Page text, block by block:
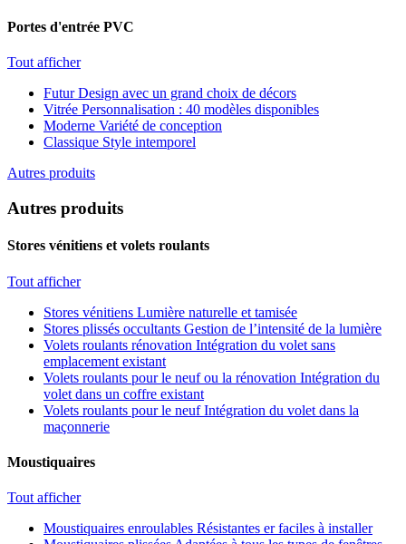
Portes d'entrée PVC
Tout afficher
Futur Design avec un grand choix de décors
Vitrée Personnalisation : 40 modèles disponibles
Moderne Variété de conception
Classique Style intemporel
Autres produits
Autres produits
Stores vénitiens et volets roulants
Tout afficher
Stores vénitiens Lumière naturelle et tamisée
Stores plissés occultants Gestion de l’intensité de la lumière
Volets roulants rénovation Intégration du volet sans
emplacement existant
Volets roulants pour le neuf ou la rénovation Intégration du
volet dans un coffre existant
Volets roulants pour le neuf Intégration du volet dans la
maçonnerie
Moustiquaires
Tout afficher
Moustiquaires enroulables Résistantes er faciles à installer